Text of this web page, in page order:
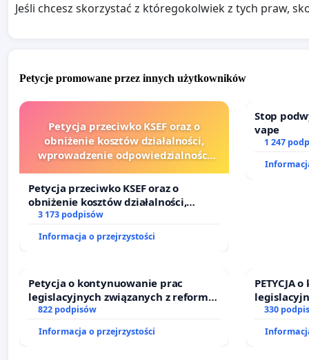
Jeśli chcesz skorzystać z któregokolwiek z tych praw,
Petycje promowane przez innych użytkowników
Petycja przeciwko KSEF oraz o
obniżenie kosztów działalności,
wprowadzenie odpowiedzialności
sędziów
Petycja przeciwko KSEF oraz o
obniżenie kosztów działalności,
wprowadzenie odpowiedzialności
sędziów
3 173 podpisów
Informacja o przejrzystości
Stop
vape
1 247
Petycja o kontynuowanie prac
legislacyjnych związanych z reformą
prawa rodzinnego
822 podpisów
Informacja o przejrzystości
PETYCJA
prawa
330